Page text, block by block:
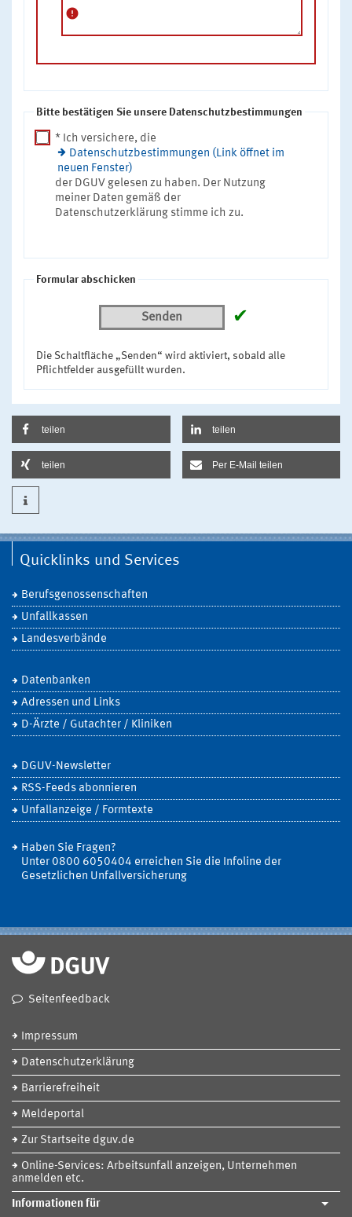
error
Bitte bestätigen Sie unsere Datenschutzbestimmungen
* Ich versichere, die
Datenschutzbestimmungen (Link öffnet im
neuen Fenster)
der DGUV gelesen zu haben. Der Nutzung
meiner Daten gemäß der
Datenschutzerklärung stimme ich zu.
Formular abschicken
Senden ✔
Die Schaltfläche „Senden“ wird aktiviert, sobald alle
Pflichtfelder ausgefüllt wurden.
teilen teilen
teilen Per E-Mail teilen
Quicklinks und Services
Berufsgenossenschaften
Unfallkassen
Landesverbände
Datenbanken
Adressen und Links
D-Ärzte / Gutachter / Kliniken
DGUV-Newsletter
RSS-Feeds abonnieren
Unfallanzeige / Formtexte
Haben Sie Fragen?
Unter 0800 6050404 erreichen Sie die Infoline der
Gesetzlichen Unfallversicherung
Seitenfeedback
Impressum
Datenschutzerklärung
Barrierefreiheit
Meldeportal
Zur Startseite dguv.de
Online-Services: Arbeitsunfall anzeigen, Unternehmen
anmelden etc.
Informationen für